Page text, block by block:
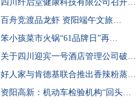
四川纤启堂健康科技有限公司召开…
百舟竞渡品龙虾 资阳端午文旅…
笨小孩菜市火锅“61品牌日”再…
关于四川迎宾一号酒店管理公司破…
好人家与肯德基联合推出香辣粉蒸…
资阳高新：机动车检验机构“回头…